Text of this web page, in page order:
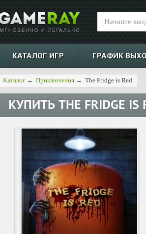
КАТАЛОГ ИГР ГРАФИК
Каталог → Приключения → The Fridge is Red
КУПИТЬ THE FRIDGE IS